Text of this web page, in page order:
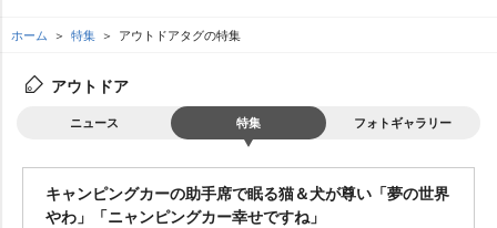
ホーム 特集 アウトドアタグの特集
アウトドア
ニュース 特集 フォトギャラリー
キャンピングカーの助手席で眠る猫＆犬が尊い「夢の世界
わ」「ニャンピングカー幸せですね」